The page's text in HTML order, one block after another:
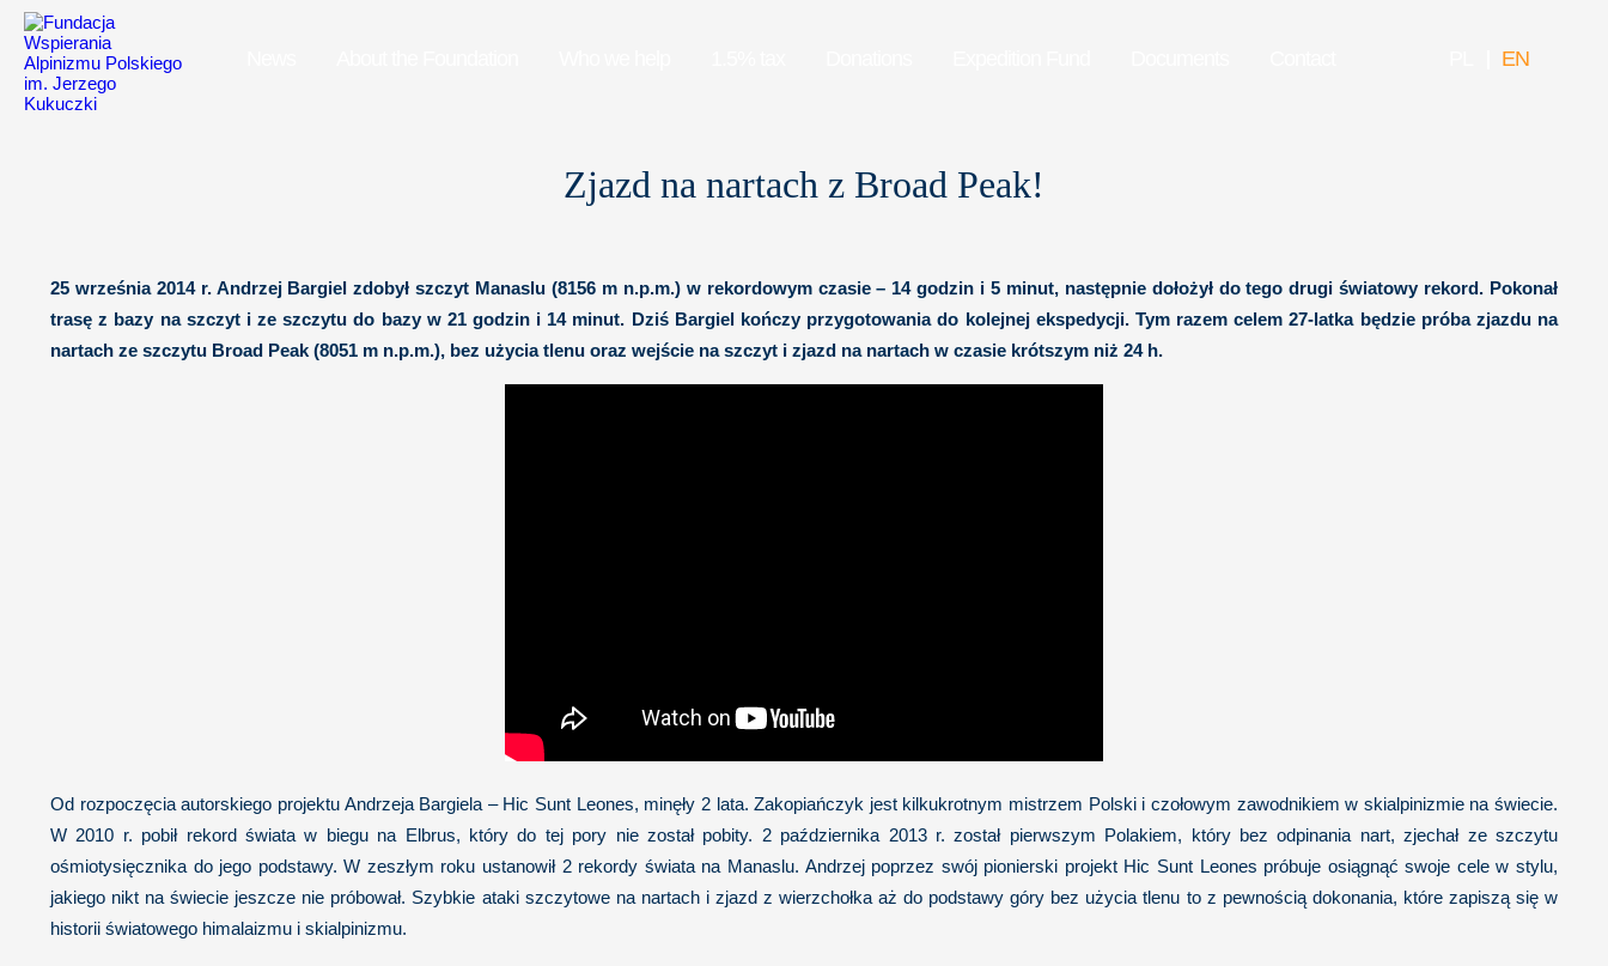
EN
Zjazd na nartach z Broad Peak!
25 września 2014 r. Andrzej Bargiel zdobył szczyt Manaslu (8156 m n.p.m.) w rekordowym czasie – 14 godzin i 5 minut, następnie dołożył do tego drugi światowy rekord. Pokonał
trasę z bazy na szczyt i ze szczytu do bazy w 21 godzin i 14 minut. Dziś Bargiel kończy przygotowania do kolejnej ekspedycji. Tym razem celem 27-latka będzie próba zjazdu na
nartach ze szczytu Broad Peak (8051 m n.p.m.), bez użycia tlenu oraz wejście na szczyt i zjazd na nartach w czasie krótszym niż 24 h.
Od rozpoczęcia autorskiego projektu Andrzeja Bargiela – Hic Sunt Leones, minęły 2 lata. Zakopiańczyk jest kilkukrotnym mistrzem Polski i czołowym zawodnikiem w skialpinizmie na świecie.
W 2010 r. pobił rekord świata w biegu na Elbrus, który do tej pory nie został pobity. 2 października 2013 r. został pierwszym Polakiem, który bez odpinania nart, zjechał ze szczytu
ośmiotysięcznika do jego podstawy. W zeszłym roku ustanowił 2 rekordy świata na Manaslu. Andrzej poprzez swój pionierski projekt Hic Sunt Leones próbuje osiągnąć swoje cele w stylu,
jakiego nikt na świecie jeszcze nie próbował. Szybkie ataki szczytowe na nartach i zjazd z wierzchołka aż do podstawy góry bez użycia tlenu to z pewnością dokonania, które zapiszą się w
historii światowego himalaizmu i skialpinizmu.